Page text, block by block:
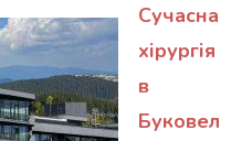
Сучасна
хірургія
в
Буковел